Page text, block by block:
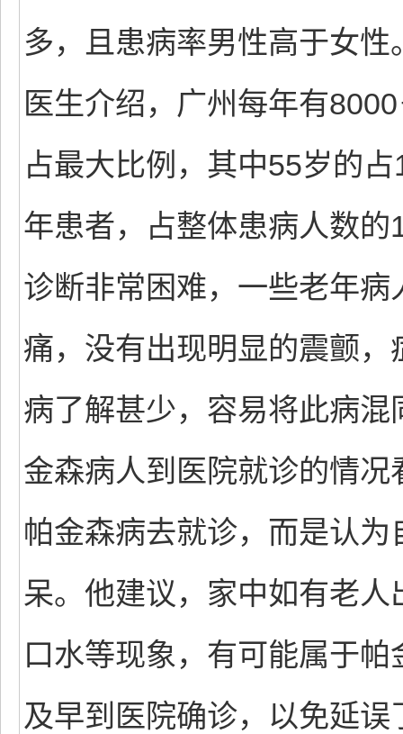
多，且患病率男性高于女
医生介绍，广州每年有
占最大比例，其中55岁的
年患者，占整体患病人数
诊断非常困难，一些老年
痛，没有出现明显的震颤
病了解甚少，容易将此病
金森病人到医院就诊的情
帕金森病去就诊，而是认
呆。他建议，家中如有老
口水等现象，有可能属于
及早到医院确诊，以免延误